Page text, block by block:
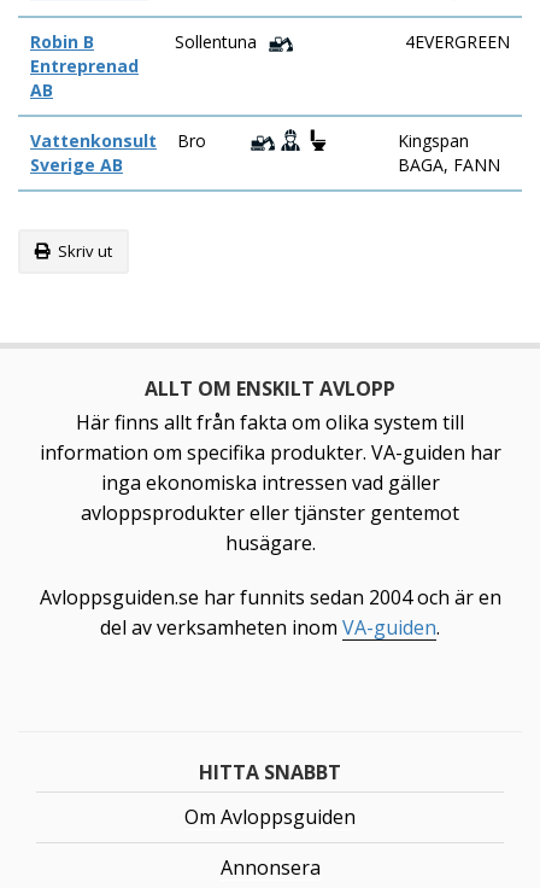
Robin B
Entreprenad
AB
Sollentuna 4EVERGREEN
Vattenkonsult
Sverige AB
Bro
Kingspan
BAGA, FANN
Skriv ut
ALLT OM ENSKILT AVLOPP
Här finns allt från fakta om olika system till
information om specifika produkter. VA-guiden har
inga ekonomiska intressen vad gäller
avloppsprodukter eller tjänster gentemot
husägare.
Avloppsguiden.se har funnits sedan 2004 och är en
del av verksamheten inom VA-guiden.
HITTA SNABBT
Om Avloppsguiden
Annonsera